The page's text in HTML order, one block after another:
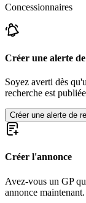
Concessionnaires
Créer une alerte
Soyez averti dès
recherche est
Créer une alerte de
Créer l'annonce
Avez-vous un GP
annonce maintenant.